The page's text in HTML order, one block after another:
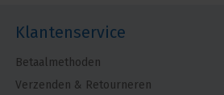
Klantenservice
Betaalmethoden
Verzenden & Retourneren